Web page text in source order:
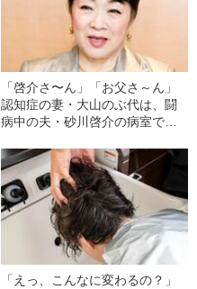
「啓介さ〜ん」「お父さ～ん」
認知症の妻・大山のぶ代は、闘
病中の夫・砂川啓介の病室で声
「えっ、こんなに変わるの？」